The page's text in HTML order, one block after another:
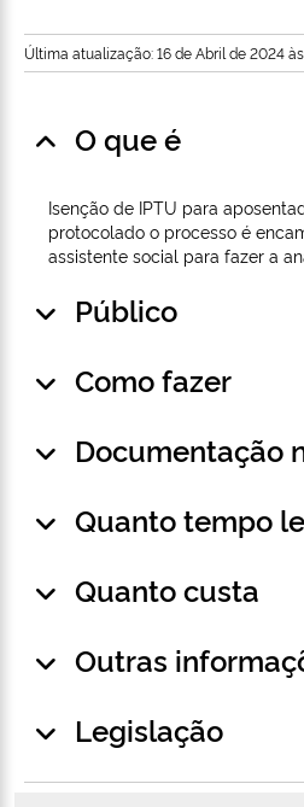
Última atualização: 16 de Abril de 2024 às
O que é
Isenção de IPTU para
protocolado o processo é
assistente social para fazer a
Público
Como fazer
Documentação
Quanto tempo
Quanto custa
Outras
Legislação